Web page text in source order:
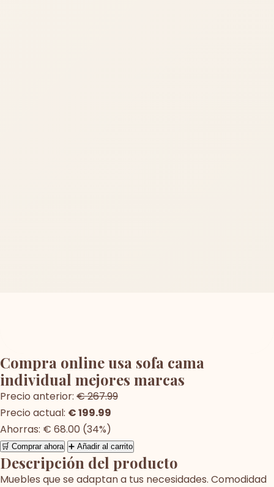
Compra online usa sofa cama
individual mejores marcas
Precio anterior: € 267.99
Precio actual: € 199.99
Ahorras: € 68.00 (34%)
🛒 Comprar ahora ➕ Añadir al carrito
Descripción del producto
Muebles que se adaptan a tus necesidades. Comodidad